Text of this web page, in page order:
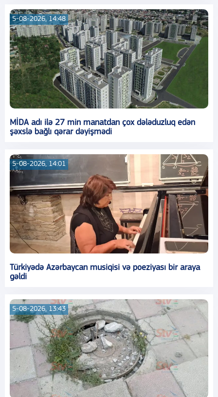
5-08-2026, 14:48
MİDA adı ilə 27 min manatdan çox dələduzluq edən
şəxslə bağlı qərar dəyişmədi
5-08-2026, 14:01
Türkiyədə Azərbaycan musiqisi və poeziyası bir araya
gəldi
5-08-2026, 13:43